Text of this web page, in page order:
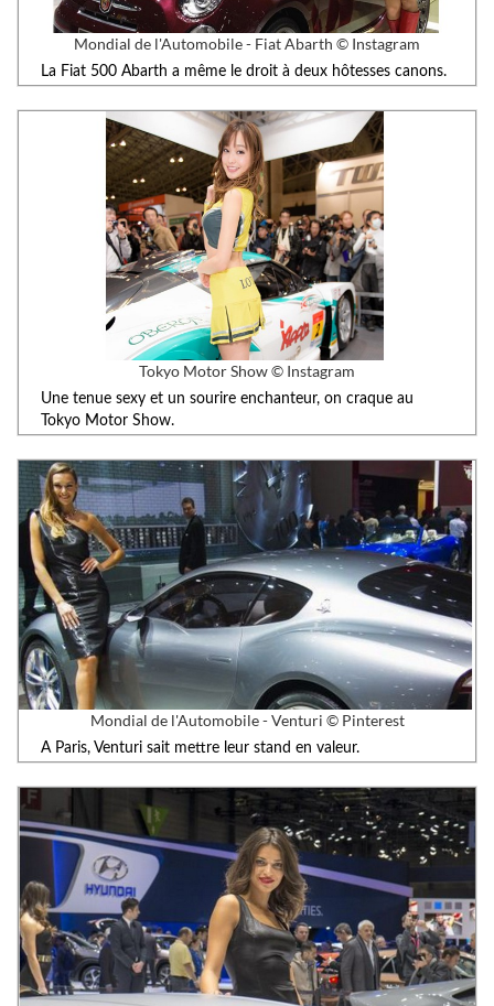
Mondial de l'Automobile - Fiat Abarth © Instagram
La Fiat 500 Abarth a même le droit à deux hôtesses canons.
Tokyo Motor Show © Instagram
Une tenue sexy et un sourire enchanteur, on craque au
Tokyo Motor Show.
Mondial de l'Automobile - Venturi © Pinterest
A Paris, Venturi sait mettre leur stand en valeur.